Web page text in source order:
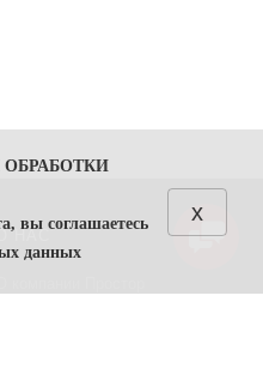
О НАС
вы соглашаетесь
данных
x